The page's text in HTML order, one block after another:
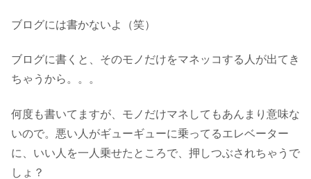
ブログには書かないよ（笑）
ブログに書くと、そのモノだけをマネッコする人が出てき
ちゃうから。。。
何度も書いてますが、モノだけマネしてもあんまり意味な
いので。悪い人がギューギューに乗ってるエレベーター
に、いい人を一人乗せたところで、押しつぶされちゃうで
しょ？